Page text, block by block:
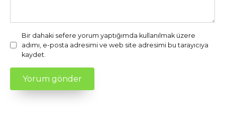
Bir dahaki sefere yorum yaptığımda kullanılmak üzere
adımı, e-posta adresimi ve web site adresimi bu tarayıcıya
kaydet.